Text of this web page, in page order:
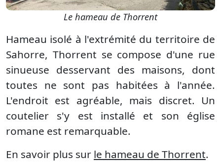
Le hameau de Thorrent
Hameau isolé à l'extrémité du territoire de
Sahorre, Thorrent se compose d'une rue
sinueuse desservant des maisons, dont
toutes ne sont pas habitées à l'année.
L'endroit est agréable, mais discret. Un
coutelier s'y est installé et son église
romane est remarquable.
En savoir plus sur le hameau de Thorrent.